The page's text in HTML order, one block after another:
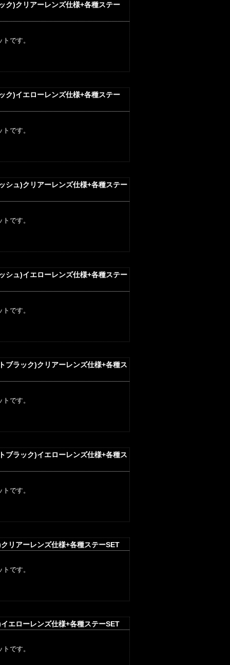
ク)クリアーレンズ仕様+各種ステー
です。
ク)イエローレンズ仕様+各種ステー
です。
シュ)クリアーレンズ仕様+各種ステー
です。
シュ)イエローレンズ仕様+各種ステー
です。
ブラック)クリアーレンズ仕様+各種ス
です。
ブラック)イエローレンズ仕様+各種ス
です。
リアーレンズ仕様+各種ステーSET
です。
エローレンズ仕様+各種ステーSET
です。